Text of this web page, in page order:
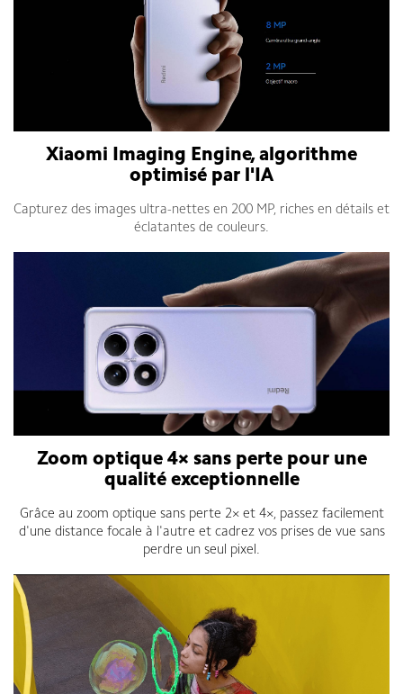
Xiaomi Imaging Engine, algorithme
optimisé par l'IA
Capturez des images ultra-nettes en 200 MP, riches en détails et
éclatantes de couleurs.
Zoom optique 4× sans perte pour une
qualité exceptionnelle
Grâce au zoom optique sans perte 2× et 4×, passez facilement
d'une distance focale à l'autre et cadrez vos prises de vue sans
perdre un seul pixel.